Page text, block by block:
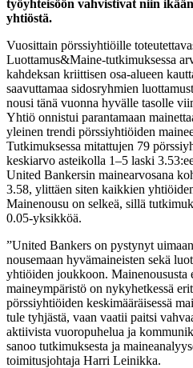
työyhteisöön vahvistivat niin
yhtiöstä.
Vuosittain pörssiyhtiöille
Luottamus&Maine-tutkimuksessa
kahdeksan kriittisen osa-alueen
saavuttamaa sidosryhmien
nousi tänä vuonna hyvälle tasolle
Yhtiö onnistui parantamaan
yleinen trendi pörssiyhtiöiden
Tutkimuksessa mitattujen 79
keskiarvo asteikolla 1–5 laski
United Bankersin mainearvosana
3.58, ylittäen siten kaikkien
Mainenousu on selkeä, sillä
0.05-yksikköä.
”United Bankers on pystynyt
nousemaan hyvämaineisten sekä
yhtiöiden joukkoon. Mainenoususta
maineympäristö on nykyhetkessä
pörssiyhtiöiden keskimääräisessä
tule tyhjästä, vaan vaatii paitsi
aktiivista vuoropuhelua ja
sanoo tutkimuksesta ja
toimitusjohtaja Harri Leinikka.